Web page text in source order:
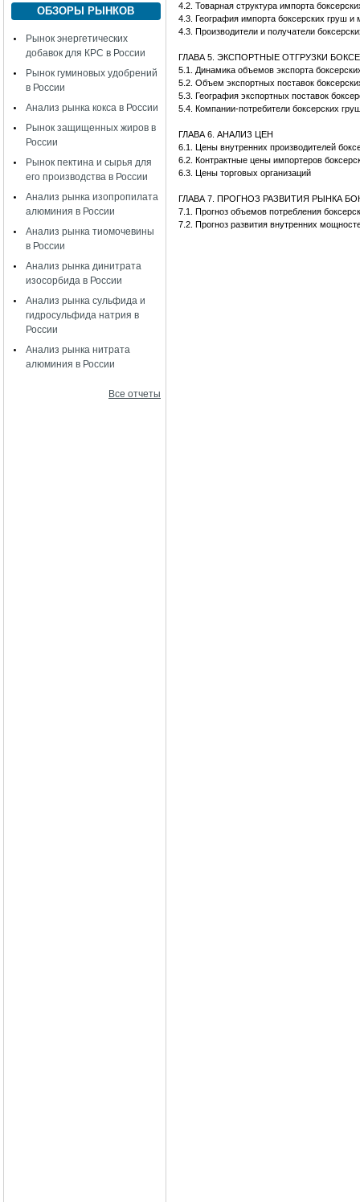
ОБЗОРЫ РЫНКОВ
Рынок энергетических
добавок для КРС в России
Рынок гуминовых удобрений
в России
Анализ рынка кокса в России
Рынок защищенных жиров в
России
Рынок пектина и сырья для
его производства в России
Анализ рынка изопропилата
алюминия в России
Анализ рынка тиомочевины
в России
Анализ рынка динитрата
изосорбида в России
Анализ рынка сульфида и
гидросульфида натрия в
России
Анализ рынка нитрата
алюминия в России
Все отчеты
4.2. Товарная структура импорта
4.3. География импорта боксерских груш
4.3. Производители и получатели
ГЛАВА 5. ЭКСПОРТНЫЕ ОТГРУЗКИ
5.1. Динамика объемов экспорта
5.2. Объем экспортных поставок
5.3. География экспортных поставок
5.4. Компании-потребители боксерских
ГЛАВА 6. АНАЛИЗ ЦЕН
6.1. Цены внутренних производителей
6.2. Контрактные цены импортеров
6.3. Цены торговых организаций
ГЛАВА 7. ПРОГНОЗ РАЗВИТИЯ РЫНКА
7.1. Прогноз объемов потребления
7.2. Прогноз развития внутренних